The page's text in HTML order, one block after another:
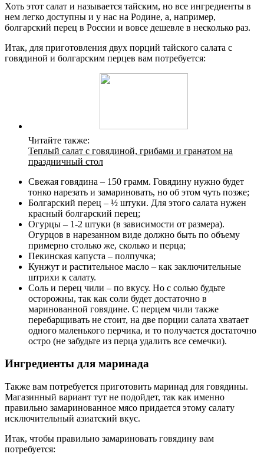
Хоть этот салат и называется тайским, но все ингредиенты в
нем легко доступны и у нас на Родине, а, например,
болгарский перец в России и вовсе дешевле в несколько раз.
Итак, для приготовления двух порций тайского салата с
говядиной и болгарским перцев вам потребуется:
Читайте также:
Теплый салат с говядиной, грибами и гранатом на
праздничный стол
Свежая говядина – 150 грамм. Говядину нужно будет
тонко нарезать и замариновать, но об этом чуть позже;
Болгарский перец – ½ штуки. Для этого салата нужен
красный болгарский перец;
Огурцы – 1-2 штуки (в зависимости от размера).
Огурцов в нарезанном виде должно быть по объему
примерно столько же, сколько и перца;
Пекинская капуста – полпучка;
Кунжут и растительное масло – как заключительные
штрихи к салату.
Соль и перец чили – по вкусу. Но с солью будьте
осторожны, так как соли будет достаточно в
маринованной говядине. С перцем чили также
перебарщивать не стоит, на две порции салата хватает
одного маленького перчика, и то получается достаточно
остро (не забудьте из перца удалить все семечки).
Ингредиенты для маринада
Также вам потребуется приготовить маринад для говядины.
Магазинный вариант тут не подойдет, так как именно
правильно замаринованное мясо придается этому салату
исключительный азиатский вкус.
Итак, чтобы правильно замариновать говядину вам
потребуется: